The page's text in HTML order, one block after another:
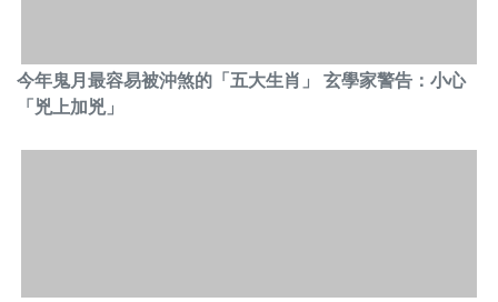
今年鬼月最容易被沖煞的「五大生肖」 玄學家警告：小心
「兇上加兇」